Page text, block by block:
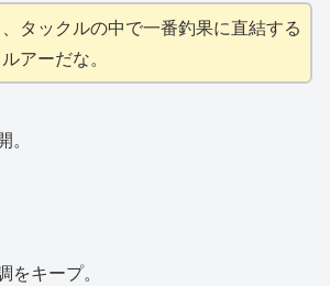
タックルの中で一番釣果に直結する
アーだな。
キープ。